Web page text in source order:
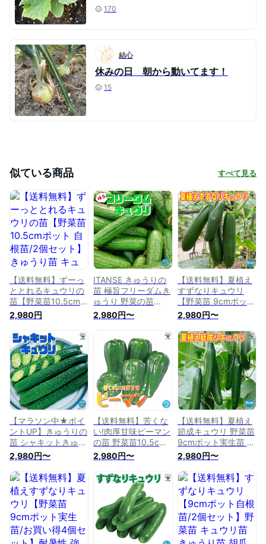
170
結心
休みの日 朝から動いてます！
15
似ている商品 すべて見る
【送料無料】ずーっ
ととれるキュウリの
苗【野菜苗10.5cmポ
ット 自根苗/2個セッ
ト】きゅうり苗 キュ
ウリ苗 胡瓜苗 家庭
菜園 ガーデニング
ベランダ 露地栽培
簡単栽培 鉢植え プ
ランター 長期間収穫
美味しいキュウリ 耐
病性あり
2,980円
ITANSE きゅうりの
苗 極旨フリーダムき
ゅうり 野菜の苗
10.5cmポット 自根
苗 きゅうり苗 キュ
ウリ苗 胡瓜苗 野菜
苗 家庭菜園 多収穫
ベランダ菜園 春野菜
夏野菜 ガーデニング
家庭菜園 有機栽培
畑仕事 野菜作り 送
料無料 即納
2,980円〜
【送料無料】夏植え
すずなりキュウリ
【野菜苗 9cmポット
実生苗】耐暑性 強健
品種 キュウリ苗 き
ゅうり苗 胡瓜苗 家
庭菜園 ガーデニング
ベランダ 簡単栽培
露地栽培 ハウス栽培
鉢植え 庭植え プラ
ンター 人気 品種
2,980円〜
【マラソン中★ポイ
ントUP】きゅうりの
苗 シャキットきゅう
り【野菜の苗
10.5cmポット 自根
苗】きゅうり苗 キュ
ウリ苗 胡瓜苗 野菜
苗 家庭菜園 多収穫
ベランダ菜園 春野菜
夏野菜 ガーデニング
家庭菜園 有機栽培
畑仕事 野菜作り
2,980円〜
【送料無料】苦くな
い!肉厚甘味ピーマン
の苗 野菜苗10.5cm
ポット 自根苗 ピー
マン苗 ぴーまん苗
ぴーまんの苗 家庭菜
園 ガーデニング ベ
ランダ 露地栽培 簡
単栽培 鉢植え プラ
ンター 長期間収穫
美味しいピーマン 送
料無料 即納
2,980円〜
【送料無料】夏植え
節成キュウリ 野菜苗
9cmポット実生苗 耐
暑性 強健品種 キュ
ウリ苗 きゅうり苗
胡瓜苗 家庭菜園 ガ
ーデニング ベランダ
簡単栽培 露地栽培
ハウス栽培 鉢植え
プランター
Cucumbers 夏野菜
送料無料 即納
2,980円〜